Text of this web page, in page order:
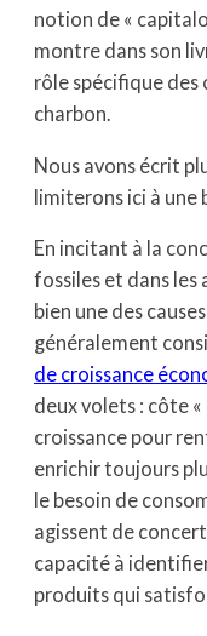
notion de «
montre dans son
rôle spécifique des
charbon.
Nous avons écrit
limiterons ici à une
En incitant à la
fossiles et dans
bien une des
généralement
de croissance
deux volets : côte
croissance pour
enrichir toujours
le besoin de
agissent de
capacité à
produits qui